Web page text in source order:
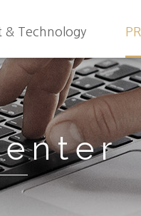
& Technology